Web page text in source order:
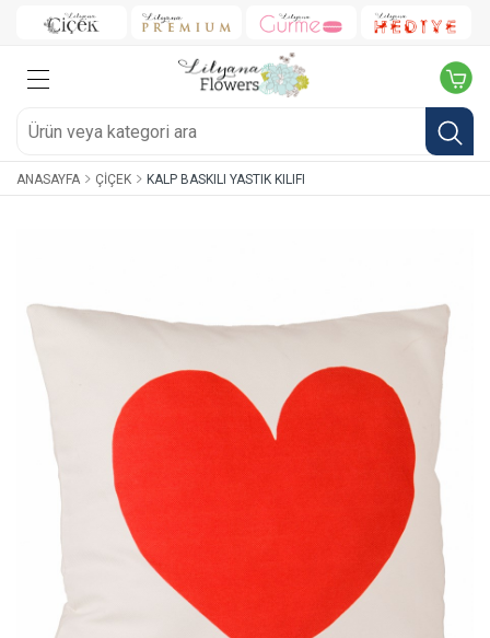
ANASAYFA ÇIÇEK KALP BASKILI YASTIK KILIFI